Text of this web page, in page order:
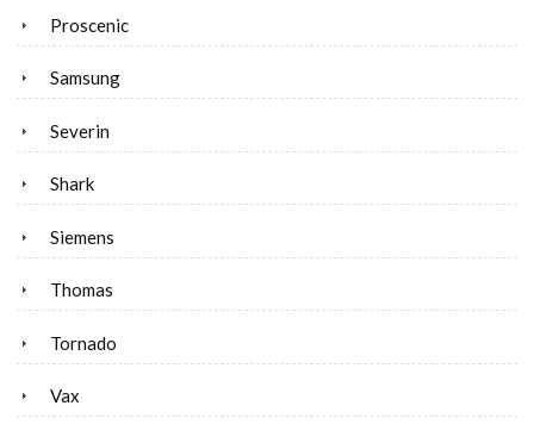
Proscenic
Samsung
Severin
Shark
Siemens
Thomas
Tornado
Vax